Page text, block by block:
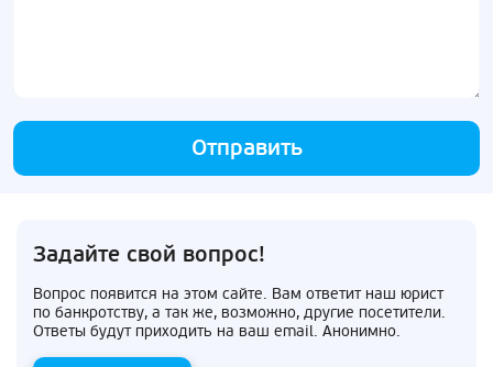
Отправить
Задайте свой вопрос!
Вопрос появится на этом сайте. Вам ответит наш юрист
по банкротству, а так же, возможно, другие посетители.
Ответы будут приходить на ваш email. Анонимно.